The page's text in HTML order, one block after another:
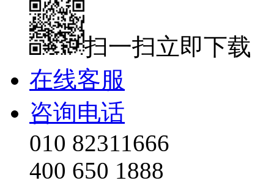
扫一扫立即下载
在线客服
咨询电话
010 82311666
400 650 1888